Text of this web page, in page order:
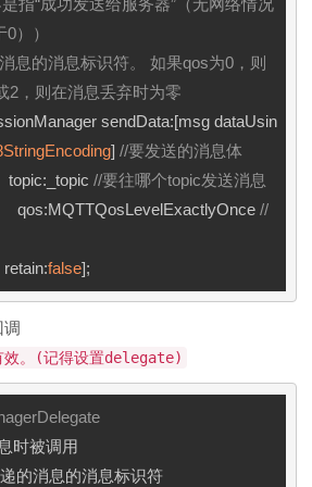
指“成功发送给服务器”（无网络情况
））
息的消息标识符。 如果qos为0，则
2，则在消息丢弃时为零
sendData:[msg dataUsin
] //要发送的消息体
                                  topic:_topic
//要往哪个topic发送消息
                                    qos:MQTTQosLevelExactlyOnce
//
                                 retain:
false
调
效。(记得设置delegate)
时被调用
的消息的消息标识符